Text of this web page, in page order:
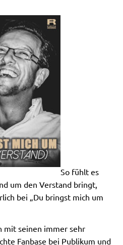
So fühlt es
um den Verstand bringt,
bei „Du bringst mich um
mit seinen immer sehr
Fanbase bei Publikum und